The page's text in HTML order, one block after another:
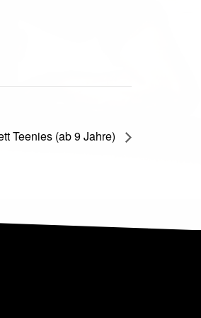
Teenies (ab 9 Jahre)